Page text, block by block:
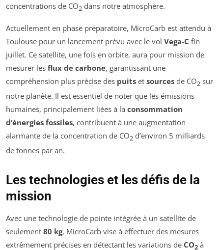
concentrations de CO2 dans notre atmosphère.
Actuellement en phase préparatoire, MicroCarb est attendu à
Toulouse pour un lancement prévu avec le vol Vega-C fin
juillet. Ce satellite, une fois en orbite, aura pour mission de
mesurer les flux de carbone, garantissant une
compréhension plus précise des puits et sources de CO2 sur
notre planète. Il est essentiel de noter que les émissions
humaines, principalement liées à la consommation
d’énergies fossiles, contribuent à une augmentation
alarmante de la concentration de CO2 d’environ 5 milliards
de tonnes par an.
Les technologies et les défis de la
mission
Avec une technologie de pointe intégrée à un satellite de
seulement 80 kg, MicroCarb vise à effectuer des mesures
extrêmement précises en détectant les variations de CO2 à